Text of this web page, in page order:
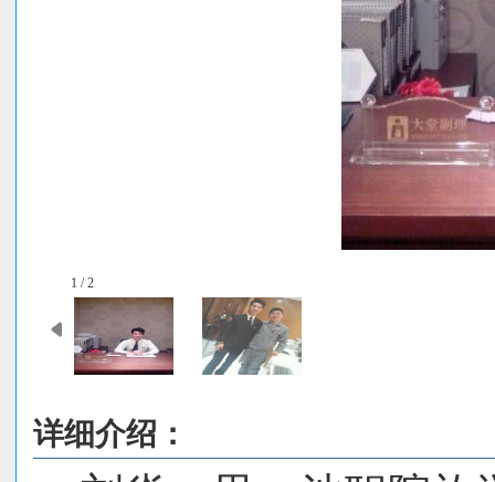
1 / 2
详细介绍：